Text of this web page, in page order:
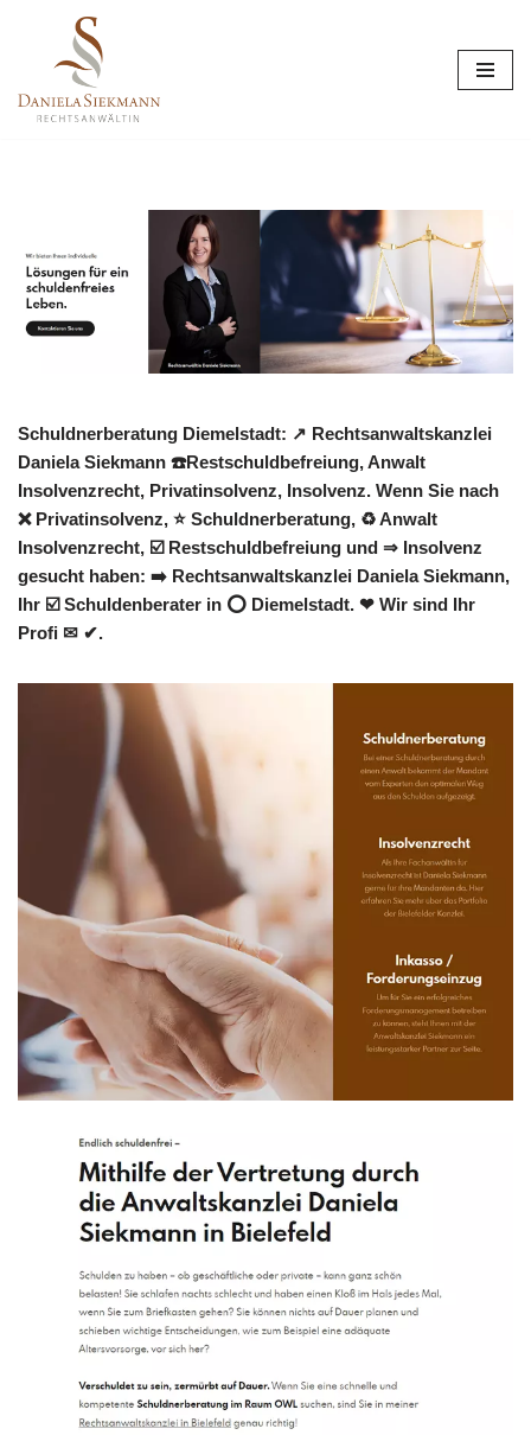
Inhalt
springen
Schuldnerberatung Diemelstadt: ↗️ Rechtsanwaltskanzlei
Daniela Siekmann ☎️Restschuldbefreiung, Anwalt
Insolvenzrecht, Privatinsolvenz, Insolvenz. Wenn Sie nach
❌ Privatinsolvenz, ⭐ Schuldnerberatung, ♻ Anwalt
Insolvenzrecht, ☑️ Restschuldbefreiung und ⇒ Insolvenz
gesucht haben: ➡️ Rechtsanwaltskanzlei Daniela Siekmann,
Ihr ☑️ Schuldenberater in ⭕ Diemelstadt. ❤ Wir sind Ihr
Profi ✉ ✔.